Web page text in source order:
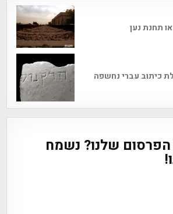
תחנת נען
כיתוב עברי נחשפה
שלנו? נשמח